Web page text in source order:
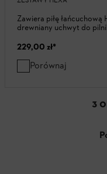
Zawiera piłę
drewniany uchwyt do
229,00 zł*
Porównaj
3